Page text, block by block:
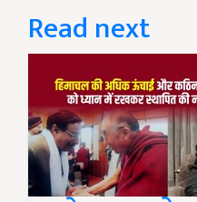
Read next